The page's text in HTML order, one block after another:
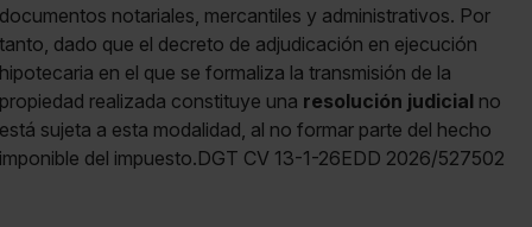
documentos notariales, mercantiles y administrativos. Por
tanto, dado que el decreto de adjudicación en ejecución
hipotecaria en el que se formaliza la transmisión de la
propiedad realizada constituye una resolución judicial no
está sujeta a esta modalidad, al no formar parte del hecho
imponible del impuesto.DGT CV 13-1-26EDD 2026/527502